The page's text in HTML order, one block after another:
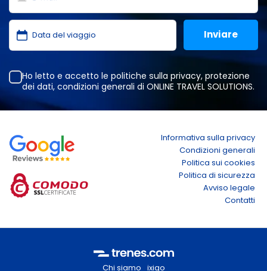
Ho letto e accetto le politiche sulla privacy, protezione
dei dati, condizioni generali di ONLINE TRAVEL SOLUTIONS.
Informativa sulla privacy
Condizioni generali
Politica sui cookies
Politica di sicurezza
Avviso legale
Contatti
Chi siamo ixigo